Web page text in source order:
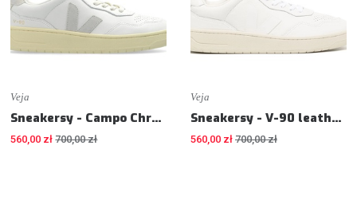
Veja
Sneakersy - Campo Chromefree leather sneakers - Sneakers
560,00 zł 700,00 zł
Veja
Sneakersy - V-90 leather sneakers - Sneakers
560,00 zł 700,00 zł